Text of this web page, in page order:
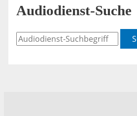
Audiodienst-Suche